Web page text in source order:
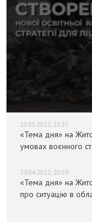
13.05.2022, 13:25
«Тема дня» на
умовах воєнного
29.04.2022, 10:59
«Тема дня» на
про ситуацію в